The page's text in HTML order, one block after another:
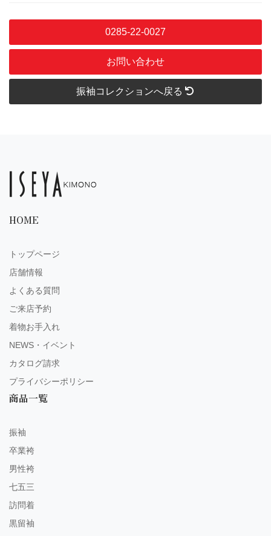
0285-22-0027
お問い合わせ
振袖コレクションへ戻る
HOME
トップページ
店舗情報
よくある質問
ご来店予約
着物お手入れ
NEWS・イベント
カタログ請求
プライバシーポリシー
商品一覧
振袖
卒業袴
男性袴
七五三
訪問着
黒留袖